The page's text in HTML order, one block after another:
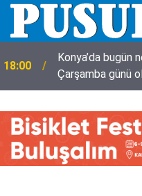
18:00
Konya’da
Çarşamba günü